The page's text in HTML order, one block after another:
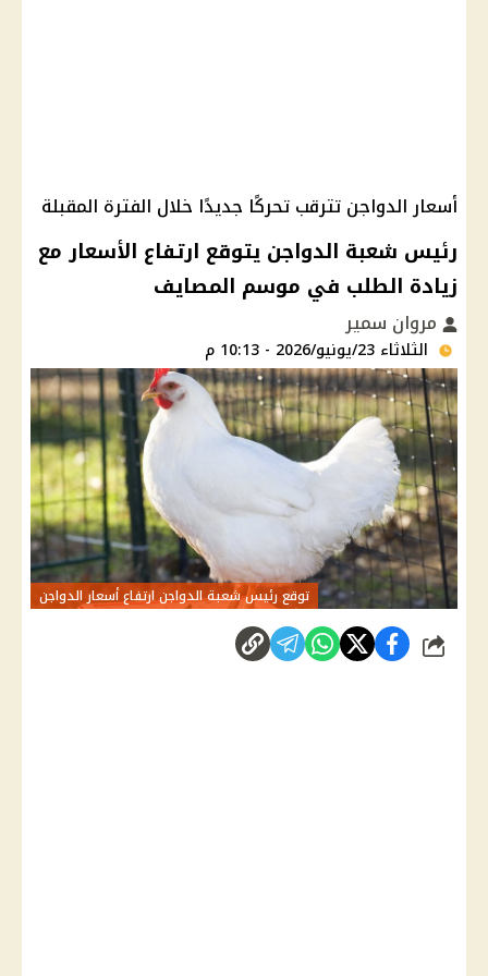
أسعار الدواجن تترقب تحركًا جديدًا خلال الفترة المقبلة
رئيس شعبة الدواجن يتوقع ارتفاع الأسعار مع
زيادة الطلب في موسم المصايف
مروان سمير
الثلاثاء 23/يونيو/2026 - 10:13 م
توقع رئيس شعبة الدواجن ارتفاع أسعار الدواجن
شارك